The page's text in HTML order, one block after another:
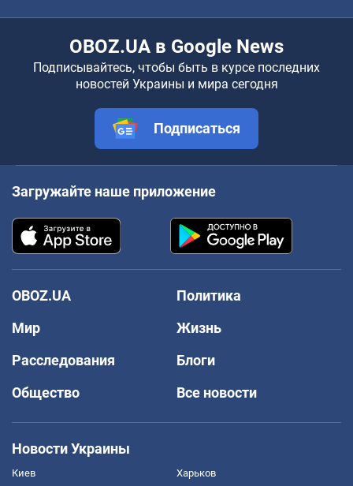
OBOZ.UA в Google News
Подписывайтесь, чтобы быть в курсе последних
новостей Украины и мира сегодня
Подписаться
Загружайте наше приложение
OBOZ.UA
Политика
Мир
Жизнь
Расследования
Блоги
Общество
Все новости
Новости Украины
Киев Харьков